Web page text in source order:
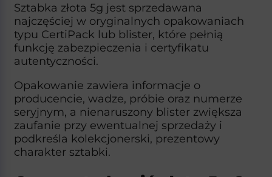
Sztabka złota 5g jest sprzedawana
najczęściej w oryginalnych opakowaniach
typu CertiPack lub blister, które pełnią
funkcję zabezpieczenia i certyfikatu
autentyczności.
Opakowanie zawiera informacje o
producencie, wadze, próbie oraz numerze
seryjnym, a nienaruszony blister zwiększa
zaufanie przy ewentualnej sprzedaży i
podkreśla kolekcjonerski, prezentowy
charakter sztabki.​